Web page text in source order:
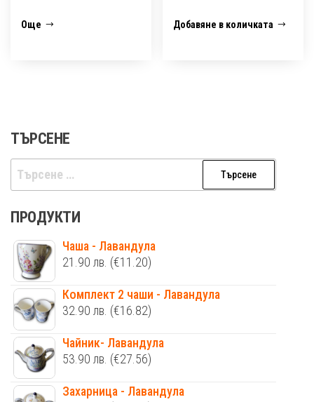
Още Добавяне в количката
ТЪРСЕНЕ
Търсене
за:
ПРОДУКТИ
Чаша - Лавандула
21.90 лв. (€11.20)
Комплект 2 чаши - Лавандула
32.90 лв. (€16.82)
Чайник- Лавандула
53.90 лв. (€27.56)
Захарница - Лавандула